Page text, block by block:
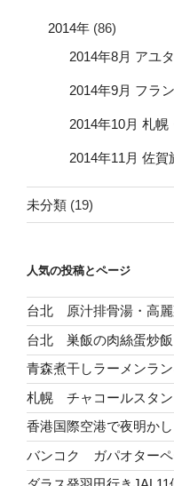
2014年 (86)
2014年8月 アユ
2014年9月 フラ
2014年10月 札幌
2014年11月 佐賀
未分類 (19)
人気の投稿とページ
台北 原汁排骨湯・高麗
台北 巣飯の肉絲蛋炒飯
青森煮干しラーメンラン
札幌 チャコールスタン
香港国際空港で夜明かし
バンコク ガパオターペ